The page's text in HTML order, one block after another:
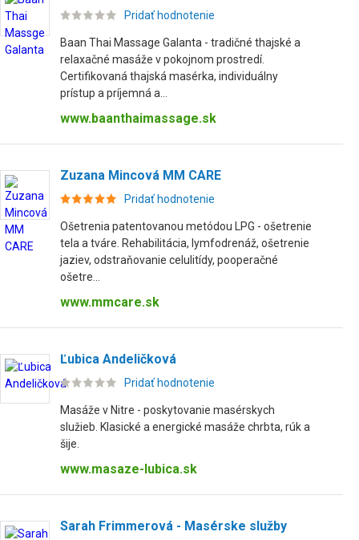
Pridať hodnotenie
Baan Thai Massage Galanta - tradičné thajské a
relaxačné masáže v pokojnom prostredí.
Certifikovaná thajská masérka, individuálny
prístup a príjemná a...
www.baanthaimassage.sk
Zuzana Mincová MM CARE
Pridať hodnotenie
Ošetrenia patentovanou metódou LPG - ošetrenie
tela a tváre. Rehabilitácia, lymfodrenáž, ošetrenie
jaziev, odstraňovanie celulitídy, pooperačné
ošetre...
www.mmcare.sk
Ľubica Andeličková
Pridať hodnotenie
Masáže v Nitre - poskytovanie masérskych
služieb. Klasické a energické masáže chrbta, rúk a
šije.
www.masaze-lubica.sk
Sarah Frimmerová - Masérske služby